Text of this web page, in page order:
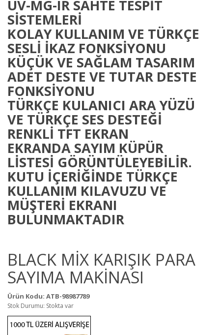
UV-MG-IR SAHTE TESPİT
SİSTEMLERİ
KOLAY KULLANIM VE TÜRKÇE
SESLİ İKAZ FONKSİYONU
KÜÇÜK VE SAĞLAM TASARIM
ADET DESTE VE TUTAR DESTE
FONKSİYONU
TÜRKÇE KULANICI ARA YÜZÜ
VE TÜRKÇE SES DESTEĞİ
RENKLİ TFT EKRAN
EKRANDA SAYIM KÜPÜR
LİSTESİ GÖRÜNTÜLEYEBİLİR.
KUTU İÇERİĞİNDE TÜRKÇE
KULLANIM KILAVUZU VE
MÜŞTERİ EKRANI
BULUNMAKTADIR
BLACK MİX KARIŞIK PARA
SAYIMA MAKİNASI
Ürün Kodu: ATB-98987789
Stok Durumu: Stokta var